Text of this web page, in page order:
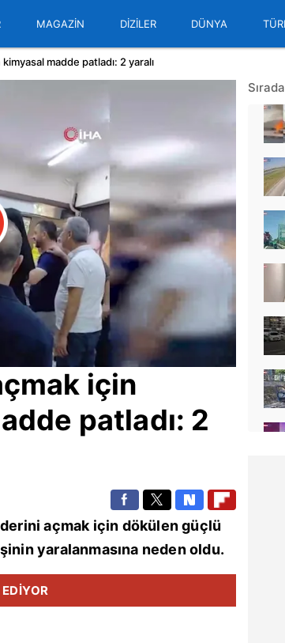
MAGAZİN DİZİLER DÜNYA
madde patladı: 2 yaralı
için
patladı: 2
açmak için dökülen güçlü
yaralanmasına neden oldu.